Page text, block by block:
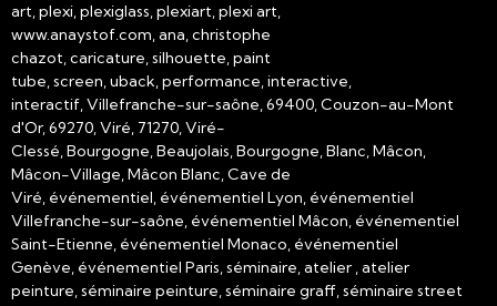
art, plexi, plexiglass, plexiart, plexi art,
www.anaystof.com, ana, christophe
chazot, caricature, silhouette, paint
tube, screen, uback, performance, interactive,
interactif, Villefranche-sur-saône, 69400, Couzon-au-Mont
d'Or, 69270, Viré, 71270, Viré-
Clessé, Bourgogne, Beaujolais, Bourgogne, Blanc, Mâcon,
Mâcon-Village, Mâcon Blanc, Cave de
Viré, événementiel, événementiel Lyon, événementiel
Villefranche-sur-saône, événementiel Mâcon, événementiel
Saint-Etienne, événementiel Monaco, événementiel
Genève, événementiel Paris, séminaire, atelier , atelier
peinture, séminaire peinture, séminaire graff, séminaire street